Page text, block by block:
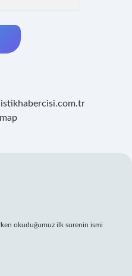
okuduğumuz ilk surenin ismi